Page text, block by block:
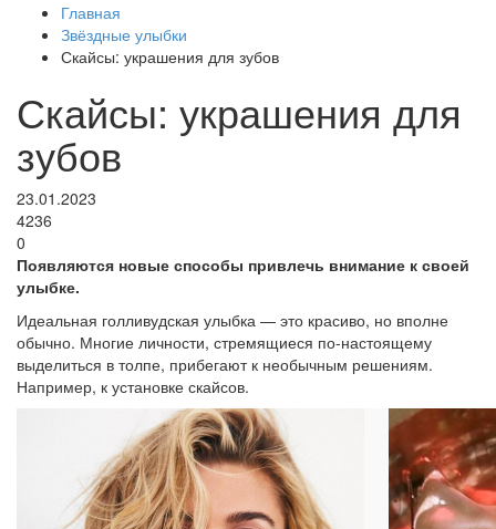
Главная
Звёздные улыбки
Скайсы: украшения для зубов
Скайсы: украшения для
зубов
23.01.2023
4236
0
Появляются новые способы привлечь внимание к своей
улыбке.
Идеальная голливудская улыбка — это красиво, но вполне
обычно. Многие личности, стремящиеся по-настоящему
выделиться в толпе, прибегают к необычным решениям.
Например, к установке скайсов.